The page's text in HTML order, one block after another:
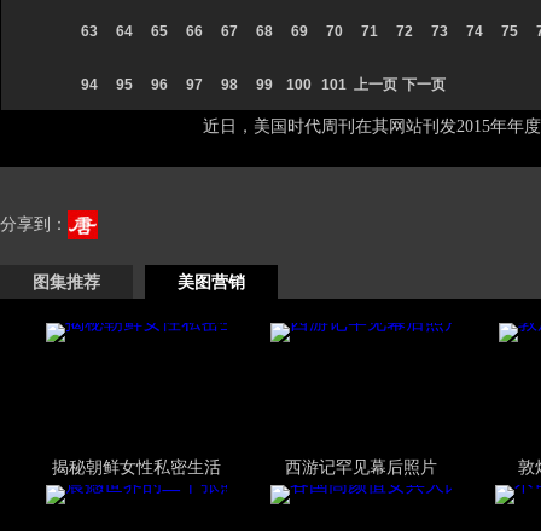
63 64 65 66 67 68 69 70 71 72 73 74 75
94 95 96 97 98 99 100 101 上一页 下一页
近日，美国时代周刊在其网站刊发2015年年度
分享到：
图集推荐 美图营销
揭秘朝鲜女性私密生活 西游记罕见幕后照片 敦